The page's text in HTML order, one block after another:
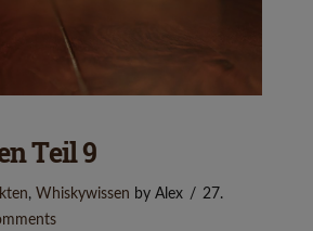
Teil 9
, Whiskywissen by Alex
27.